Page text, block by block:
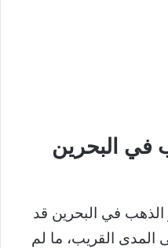
في البحرين
الذهب في البحرين قد
المدى القريب، ما لم